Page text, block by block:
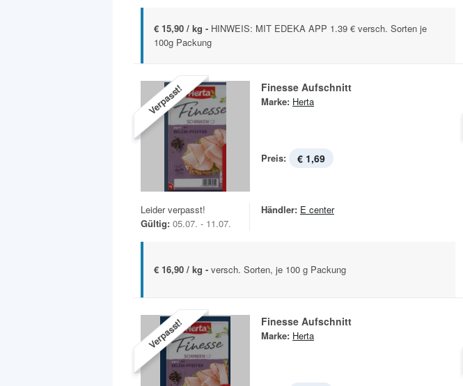
€ 15,90 / kg - HINWEIS: MIT EDEKA APP 1.39 € versch. Sorten je
100g Packung
Verpasst! Finesse Aufschnitt
Marke: Herta
Preis: € 1,69
Leider verpasst!
Gültig: 05.07. - 11.07.
Händler: E center
€ 16,90 / kg - versch. Sorten, je 100 g Packung
Verpasst! Finesse Aufschnitt
Marke: Herta